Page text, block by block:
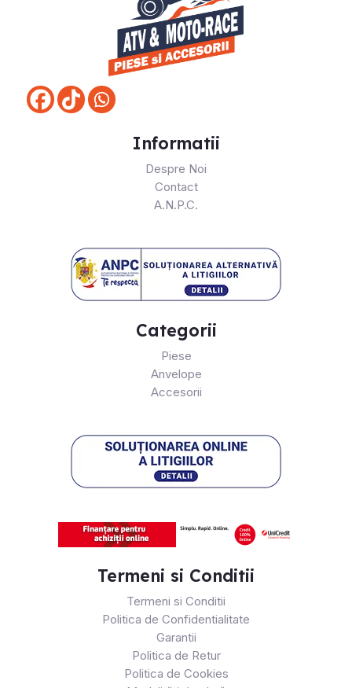
Informatii
Despre Noi
Contact
A.N.P.C.
Categorii
Piese
Anvelope
Accesorii
Termeni si Conditii
Termeni si Conditii
Politica de Confidentialitate
Garantii
Politica de Retur
Politica de Cookies